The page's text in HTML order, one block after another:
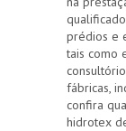
prédios e
tais como
fábricas,
confira
hidrotex